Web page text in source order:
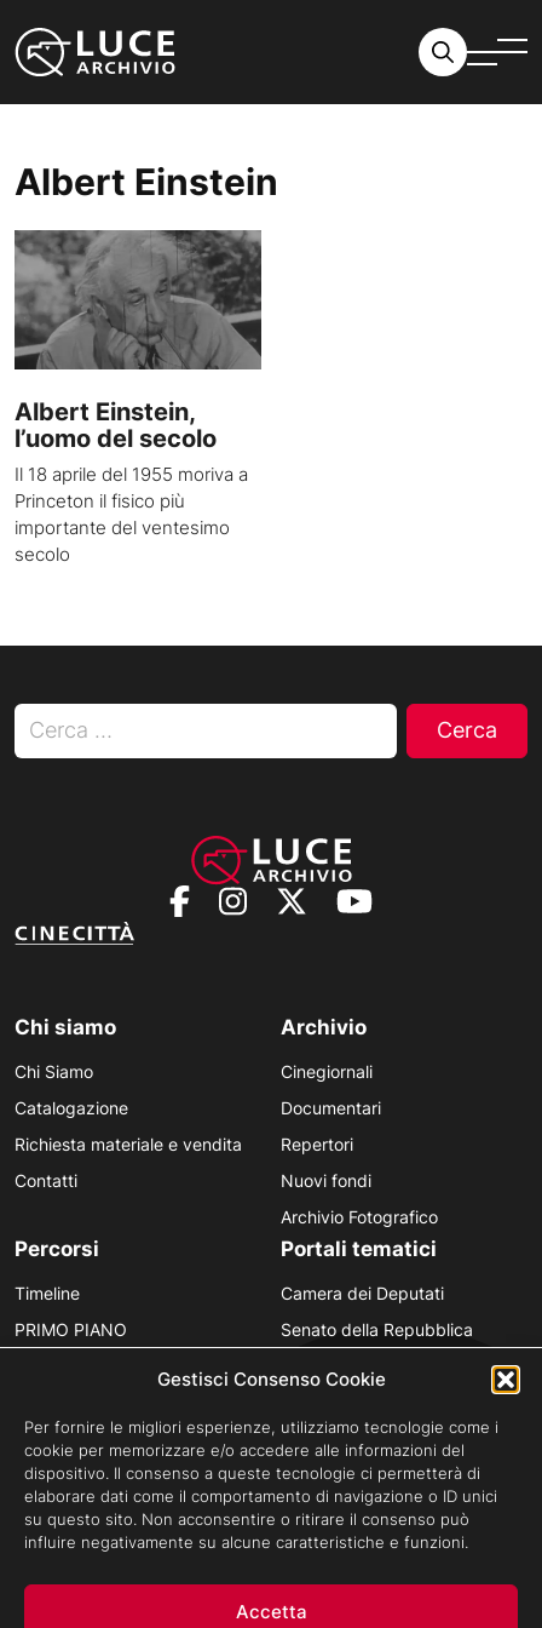
Gestisci Consenso Cookie
Per fornire le migliori esperienze, utilizziamo tecnologie come i
cookie per memorizzare e/o accedere alle informazioni del
dispositivo. Il consenso a queste tecnologie ci permetterà di
elaborare dati come il comportamento di navigazione o ID unici
su questo sito. Non acconsentire o ritirare il consenso può
influire negativamente su alcune caratteristiche e funzioni.
Accetta
Albert Einstein
Albert Einstein,
l’uomo del secolo
Il 18 aprile del 1955 moriva a
Princeton il fisico più
importante del ventesimo
secolo
Ricerca per:
Chi siamo
Chi Siamo
Catalogazione
Richiesta materiale e vendita
Contatti
Archivio
Cinegiornali
Documentari
Repertori
Nuovi fondi
Archivio Fotografico
Percorsi
Timeline
PRIMO PIANO
Anniversari
Portali tematici
Camera dei Deputati
Senato della Repubblica
Provincia in Luce
Luce per la didattica
Fare gli italiani